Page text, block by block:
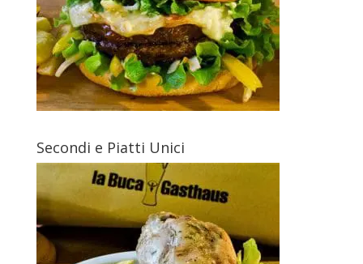
Secondi e Piatti Unici